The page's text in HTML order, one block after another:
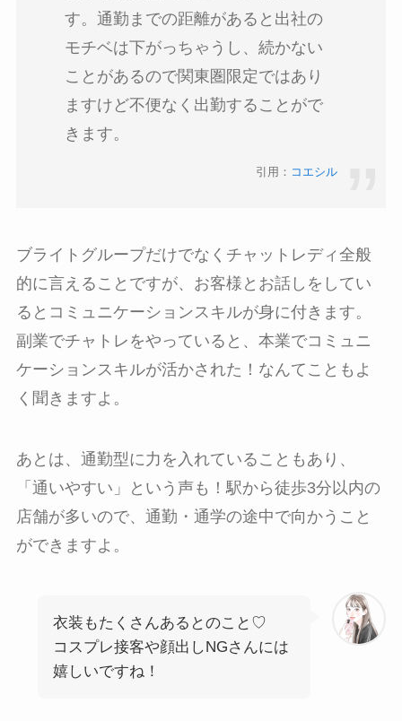
す。通勤までの距離があると出社の
モチベは下がっちゃうし、続かない
ことがあるので関東圏限定ではあり
ますけど不便なく出勤することがで
きます。
引用： コエシル
ブライトグループだけでなくチャットレディ全般
的に言えることですが、お客様とお話しをしてい
るとコミュニケーションスキルが身に付きます。
副業でチャトレをやっていると、本業でコミュニ
ケーションスキルが活かされた！なんてこともよ
く聞きますよ。
あとは、通勤型に力を入れていることもあり、
「通いやすい」という声も！駅から徒歩3分以内の
店舗が多いので、通勤・通学の途中で向かうこと
ができますよ。
衣装もたくさんあるとのこと♡
コスプレ接客や顔出しNGさんには
嬉しいですね！